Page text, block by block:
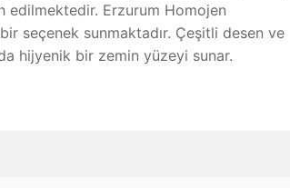
edilmektedir. Erzurum Homojen
seçenek sunmaktadır. Çeşitli desen ve
hijyenik bir zemin yüzeyi sunar.